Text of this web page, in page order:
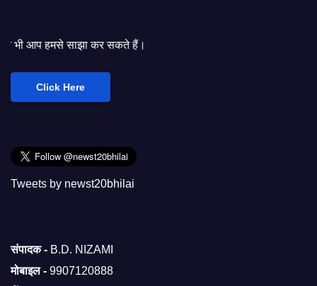
कर सकते हैं।
Click Here
Tweets by newst20bhilai
संपादक - B.D. NIZAMI
मोबाइल - 9907120888